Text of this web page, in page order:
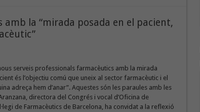
la “mirada posada en el pacient,
serveis professionals farmacèutics amb la mirada
és l’objectiu comú que uneix al sector farmacèutic i el
adreça hem d’anar”. Aquestes són les paraules amb les
directora del Congrés i vocal d’Oficina de
de Farmacèutics de Barcelona, ha convidat a la reflexió